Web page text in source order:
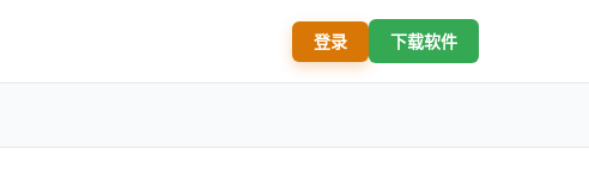
登录 下载软件